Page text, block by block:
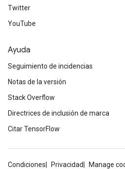
Twitter
YouTube
Ayuda
Seguimiento de incidencias
Notas de la versión
Stack Overflow
Directrices de inclusión de marca
Citar TensorFlow
Condiciones Privacidad
Manage